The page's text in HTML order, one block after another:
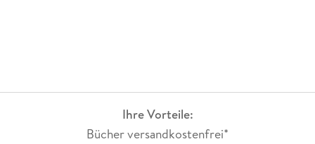
Ihre Vorteile:
Bücher versandkostenfrei*